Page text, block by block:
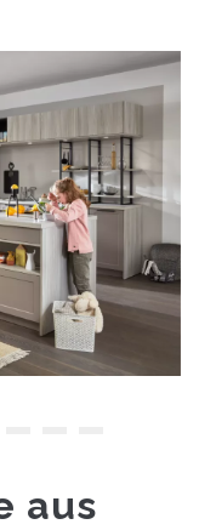
aus